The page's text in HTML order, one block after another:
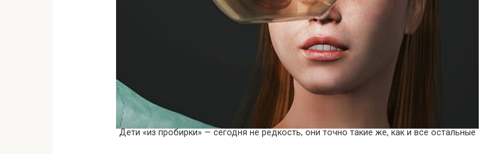
Дети «из пробирки» — сегодня не редкость, они точно такие же, как и все остальные